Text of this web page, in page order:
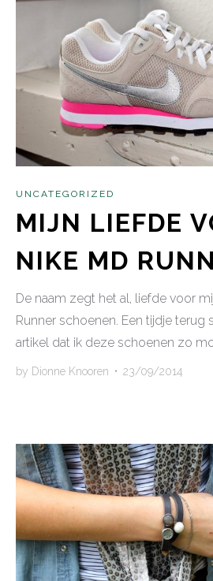
UNCATEGORIZED
MIJN LIEFDE
NIKE MD
De naam zegt het al, liefde voor
Runner schoenen. Een tijdje terug
artikel dat ik deze schoenen zo
by Dionne Knooren • 23/09/2014